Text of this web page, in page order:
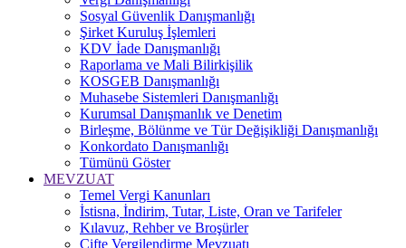
Sosyal Güvenlik Danışmanlığı
Şirket Kuruluş İşlemleri
KDV İade Danışmanlığı
Raporlama ve Mali Bilirkişilik
KOSGEB Danışmanlığı
Muhasebe Sistemleri Danışmanlığı
Kurumsal Danışmanlık ve Denetim
Birleşme, Bölünme ve Tür Değişikliği Danışmanlığı
Konkordato Danışmanlığı
Tümünü Göster
MEVZUAT
Temel Vergi Kanunları
İstisna, İndirim, Tutar, Liste, Oran ve Tarifeler
Kılavuz, Rehber ve Broşürler
Çifte Vergilendirme Mevzuatı